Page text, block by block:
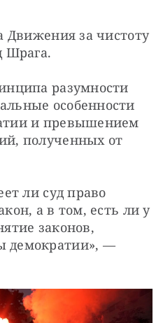
Движения за чистоту
Шрага.
разумности
особенности
и превышением
полученных от
ли суд право
а в том, есть ли у
законов,
демократии», —